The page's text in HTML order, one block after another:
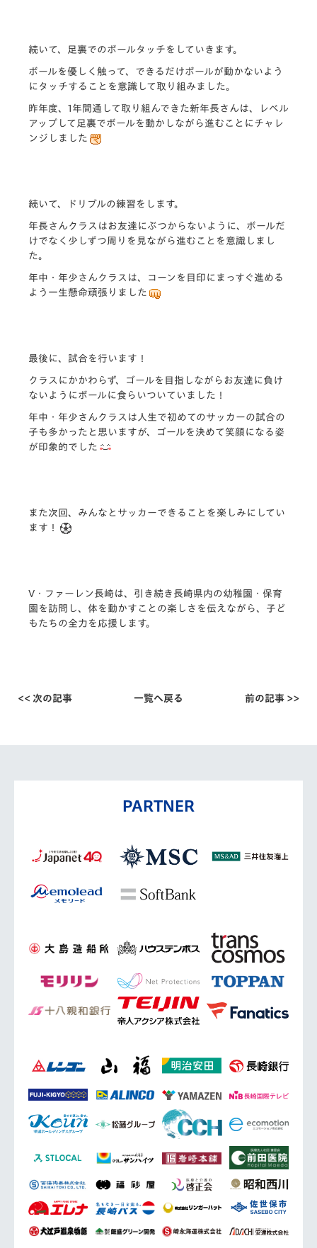
続いて、足裏でのボールタッチをしていきます。
ボールを優しく触って、できるだけボールが動かないよう
にタッチすることを意識して取り組みました。
昨年度、1年間通して取り組んできた新年長さんは、レベル
アップして足裏でボールを動かしながら進むことにチャレ
ンジしました
続いて、ドリブルの練習をします。
年長さんクラスはお友達にぶつからないように、ボールだ
けでなく少しずつ周りを見ながら進むことを意識しまし
た。
年中・年少さんクラスは、コーンを目印にまっすぐ進める
よう一生懸命頑張りました
最後に、試合を行います！
クラスにかかわらず、ゴールを目指しながらお友達に負け
ないようにボールに食らいついていました！
年中・年少さんクラスは人生で初めてのサッカーの試合の
子も多かったと思いますが、ゴールを決めて笑顔になる姿
が印象的でした
また次回、みんなとサッカーできることを楽しみにしてい
ます！
V・ファーレン長崎は、引き続き長崎県内の幼稚園・ 保育
園を訪問し、体を動かすことの楽しさを伝えながら、 子ど
もたちの全力を応援します。
<< 次の記事 一覧へ戻る 前の記事 >>
PARTNER